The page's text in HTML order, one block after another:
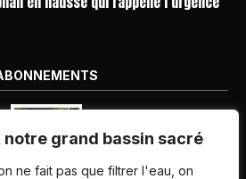
grand bassin sacré
ne fait pas que filtrer l'eau, on